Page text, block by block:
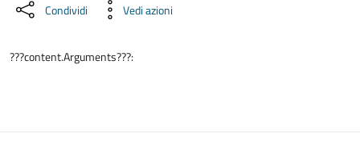
Condividi Vedi azioni
???content.Arguments???: